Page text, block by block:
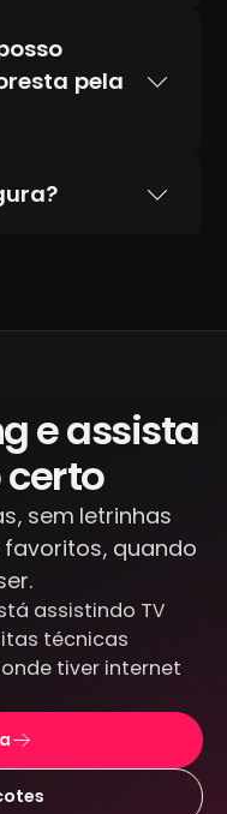
pela
diferente de
não
de pagamento.
e assista
certo
sem letrinhas
favoritos, quando
assistindo TV
técnicas
tiver internet